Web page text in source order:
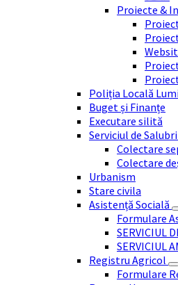
Proiecte &
Poliția Locală
Buget și Finanțe
Executare silită
Serviciul de
Colectare
Colectare
Urbanism
Stare civila
Asistență Socială
Formulare
SERVICIUL
SERVICIUL
Registru Agricol
Formulare